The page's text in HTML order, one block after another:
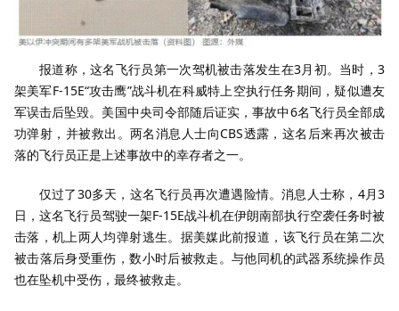
报道称，这名飞行员第一次驾机被击落发生在3月初。当时，3
架美军F-15E“攻击鹰”战斗机在科威特上空执行任务期间，疑似遭友
军误击后坠毁。美国中央司令部随后证实，事故中6名飞行员全部成
功弹射，并被救出。两名消息人士向CBS透露，这名后来再次被击
落的飞行员正是上述事故中的幸存者之一。
仅过了30多天，这名飞行员再次遭遇险情。消息人士称，4月3
日，这名飞行员驾驶一架F-15E战斗机在伊朗南部执行空袭任务时被
击落，机上两人均弹射逃生。据美媒此前报道，该飞行员在第二次
被击落后身受重伤，数小时后被救走。与他同机的武器系统操作员
也在坠机中受伤，最终被救走。